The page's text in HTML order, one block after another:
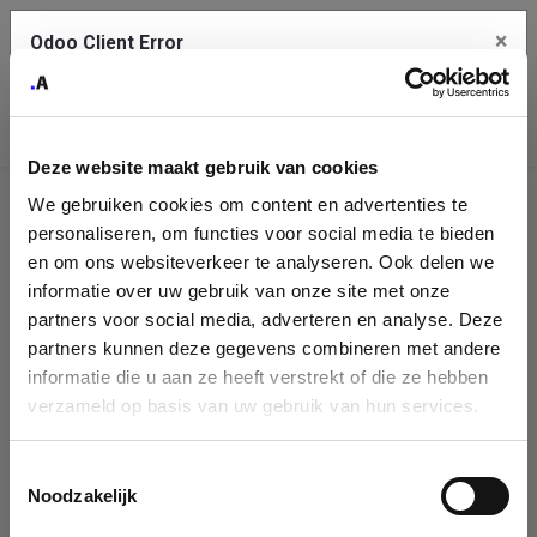
Deze website maakt gebruik van cookies
We gebruiken cookies om content en advertenties te
personaliseren, om functies voor social media te bieden
en om ons websiteverkeer te analyseren. Ook delen we
informatie over uw gebruik van onze site met onze
partners voor social media, adverteren en analyse. Deze
partners kunnen deze gegevens combineren met andere
informatie die u aan ze heeft verstrekt of die ze hebben
verzameld op basis van uw gebruik van hun services.
Noodzakelijk
Company
Identification
Please fill in your company details
You can search a company in our database by name, VAT or
enterprise ID. When a company is selected it will auto-complete the
form. If you don't find your company in our database, you can create
Odoo Client Error ×
service.
See details
Ok